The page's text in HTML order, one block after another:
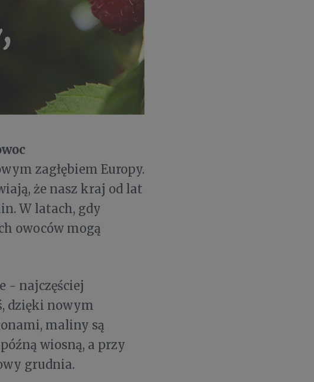
zagłębiem Europy.
że nasz kraj od lat
W latach, gdy
owoców mogą
- najczęściej
dzięki nowym
maliny są
wiosną, a przy
grudnia.